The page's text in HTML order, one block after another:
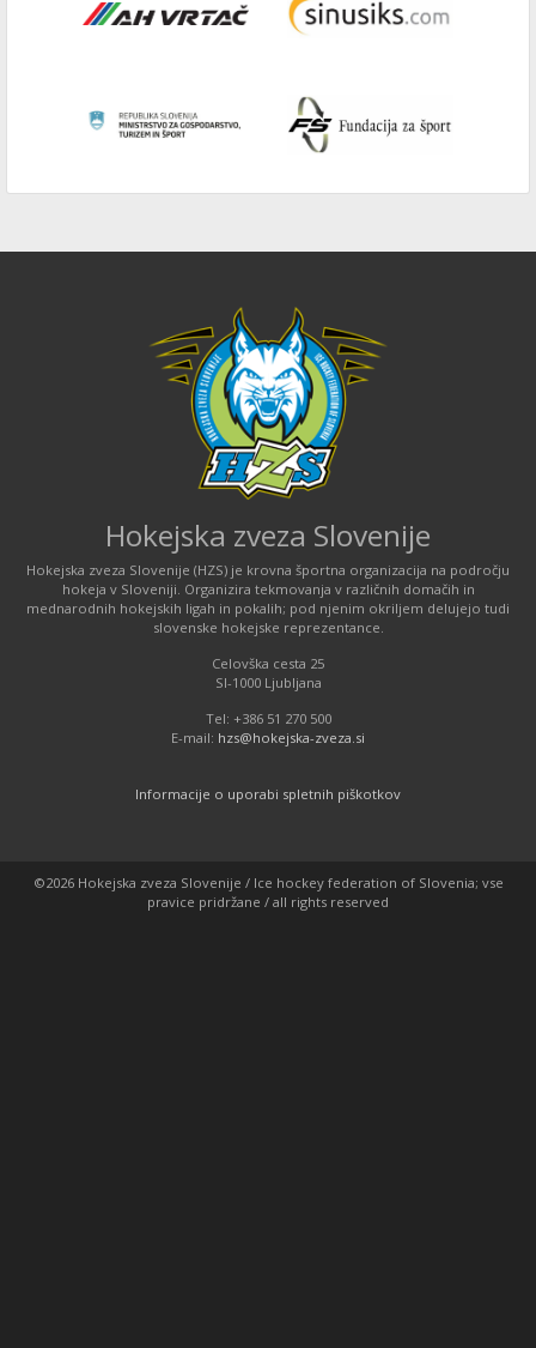
Hokejska zveza Slovenije
Hokejska zveza Slovenije (HZS) je krovna športna organizacija na področju
hokeja v Sloveniji. Organizira tekmovanja v različnih domačih in
mednarodnih hokejskih ligah in pokalih; pod njenim okriljem delujejo tudi
slovenske hokejske reprezentance.
Celovška cesta 25
SI-1000 Ljubljana
Tel: +386 51 270 500
E-mail: hzs@hokejska-zveza.si
Informacije o uporabi spletnih piškotkov
©2026 Hokejska zveza Slovenije / Ice hockey federation of Slovenia; vse
pravice pridržane / all rights reserved